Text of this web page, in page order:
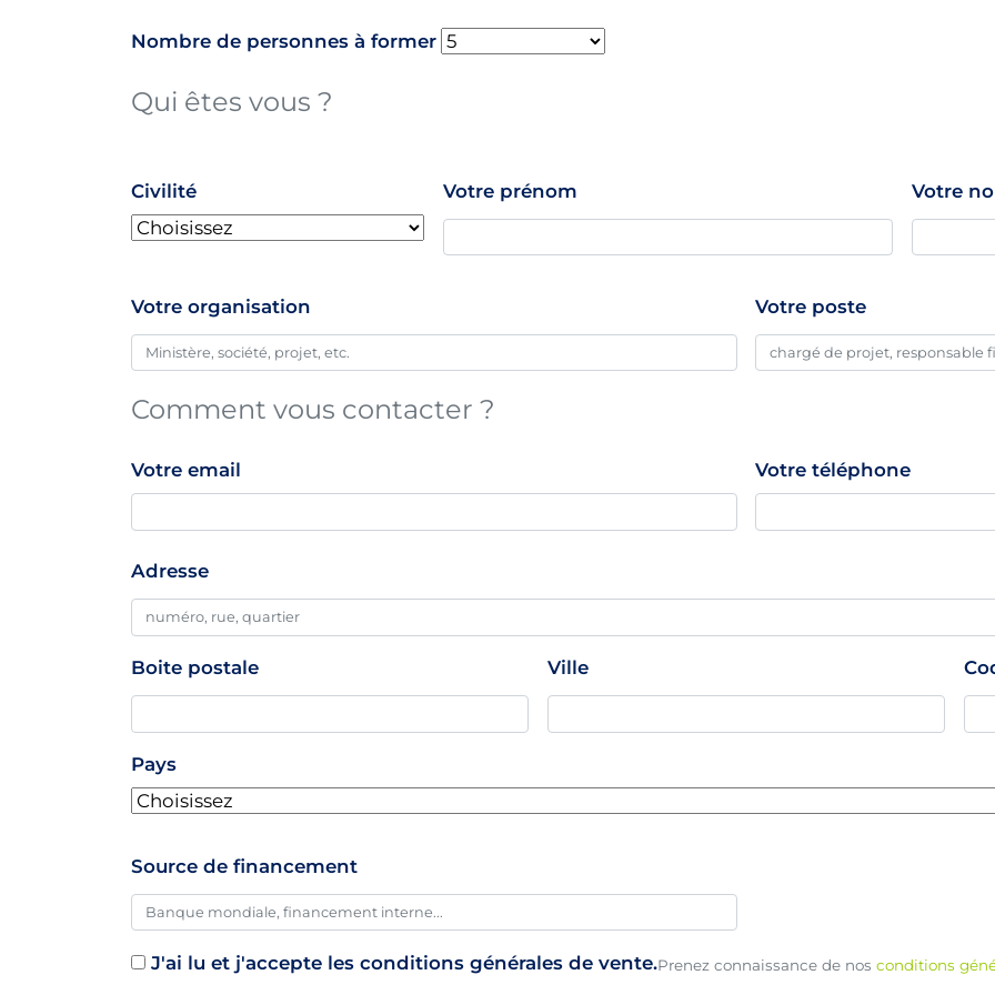
Nombre de personnes à former
Qui êtes vous ?
Civilité Votre prénom Votre
Votre organisation Votre poste
Comment vous contacter ?
Votre email Votre téléphone
Adresse
professionnelle
Adresse
Boite postale Ville
Pays
Source de financement
J'ai lu et j'accepte les conditions générales de vente.Prenez connaissance de nos conditions